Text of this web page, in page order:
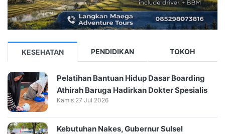
KESEHATAN PENDIDIKAN TOKOH
Pelatihan Bantuan Hidup Dasar Boarding
Athirah Baruga Hadirkan Dokter Spesialis
Kamis 27 Jul 2026
Kebutuhan Nakes, Gubernur Sulsel